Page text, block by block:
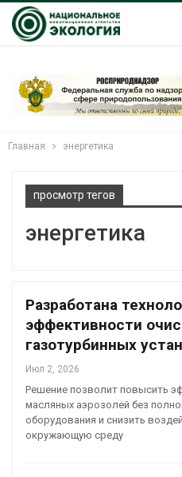
Главная энергетика
просмотр тегов
энергетика
Разработана
эффективности
газотурбинных
Июл 2, 2026
Решение позволит повысить
масляных аэрозолей без
оборудования и снизить
окружающую среду